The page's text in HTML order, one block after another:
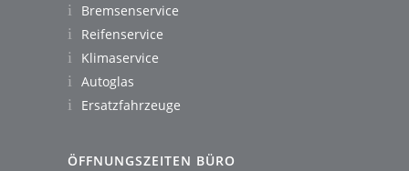
Bremsenservice
Reifenservice
Klimaservice
Autoglas
Ersatzfahrzeuge
ÖFFNUNGSZEITEN BÜRO